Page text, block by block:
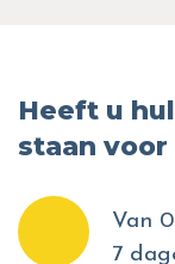
Heeft u
staan voor
Van
7